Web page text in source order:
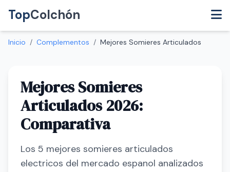
TopColchón
Inicio / Complementos / Mejores Somieres Articulados
Mejores Somieres
Articulados 2026:
Comparativa
Los 5 mejores somieres articulados
electricos del mercado espanol analizados